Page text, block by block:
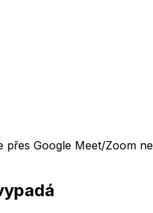
Google Meet/Zoom